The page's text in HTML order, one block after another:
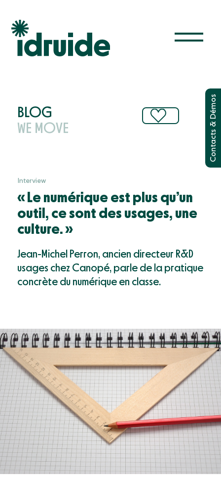
Contacts
& Démos
Administrer les appareils
Filtrer internet
Gérer la classe
Ressources
Blog
Webinaires & événements
Success Stories
Support
Mon compte
BLOG
WE MOVE
Interview
« Le numérique est plus qu’un
outil, ce sont des usages, une
culture. »
Jean-Michel Perron, ancien directeur R&D
usages chez Canopé, parle de la pratique
concrète du numérique en classe.